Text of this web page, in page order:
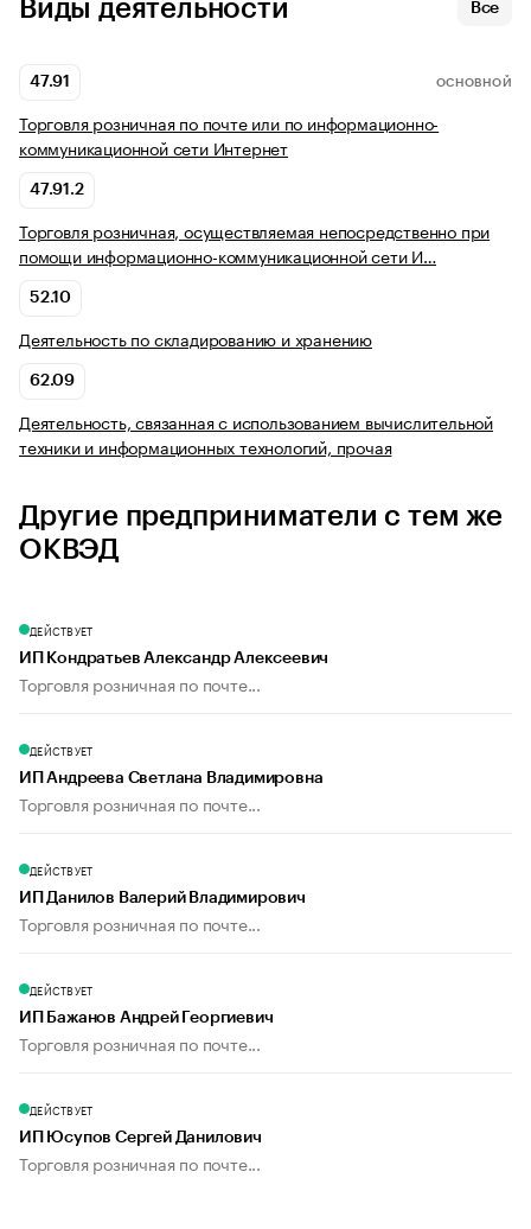
Виды деятельности Все
47.91 ОСНОВНОЙ
Торговля розничная по почте или по информационно-
коммуникационной сети Интернет
47.91.2
Торговля розничная, осуществляемая непосредственно при
помощи информационно-коммуникационной сети И…
52.10
Деятельность по складированию и хранению
62.09
Деятельность, связанная с использованием вычислительной
техники и информационных технологий, прочая
Другие предприниматели с тем же
ОКВЭД
ДЕЙСТВУЕТ
ИП Кондратьев Александр Алексеевич
Торговля розничная по почте...
ДЕЙСТВУЕТ
ИП Андреева Светлана Владимировна
Торговля розничная по почте...
ДЕЙСТВУЕТ
ИП Данилов Валерий Владимирович
Торговля розничная по почте...
ДЕЙСТВУЕТ
ИП Бажанов Андрей Георгиевич
Торговля розничная по почте...
ДЕЙСТВУЕТ
ИП Юсупов Сергей Данилович
Торговля розничная по почте...